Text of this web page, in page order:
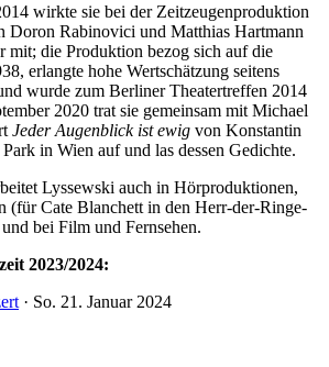
wirkte sie bei der Zeitzeugenproduktion
Doron Rabinovici und Matthias Hartmann
mit; die Produktion bezog sich auf die
erlangte hohe Wertschätzung seitens
wurde zum Berliner Theatertreffen 2014
2020 trat sie gemeinsam mit Michael
Jeder Augenblick ist ewig von Konstantin
in Wien auf und las dessen Gedichte.
Lyssewski auch in Hörproduktionen,
(für Cate Blanchett in den Herr-der-Ringe-
bei Film und Fernsehen.
2023/2024:
· So. 21. Januar 2024